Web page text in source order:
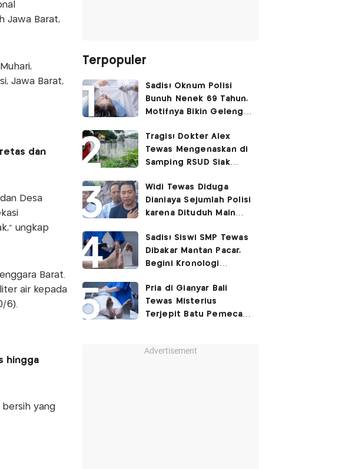
Jawa Barat,
Jawa Barat,
dan
Desa
ungkap
Barat.
air kepada
6).
hingga
bersih yang
Terpopuler
Sadis! Oknum Polisi
Bunuh Nenek 69 Tahun,
Motifnya Bikin Geleng
Tragis! Dokter Alex
Tewas Mengenaskan di
Samping RSUD Siak
Rocuronium
Widi Tewas Diduga
Dianiaya Sejumlah Polisi
karena Dituduh Main
Sadis! Siswi SMP Tewas
Dibakar Mantan Pacar,
Begini Kronologi
Pria di Gianyar Bali
Tewas Misterius
Terjepit Batu Pemecah
Advertisement